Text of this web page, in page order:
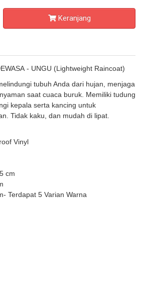
Keranjang
- UNGU (Lightweight Raincoat)
tubuh Anda dari hujan, menjaga
saat cuaca buruk. Memiliki tudung
kepala serta kancing untuk
Tidak kaku, dan mudah di lipat.
Vinyl
cm
- Terdapat 5 Varian Warna